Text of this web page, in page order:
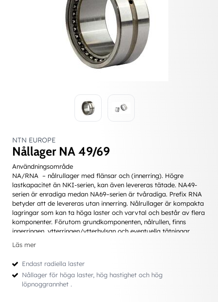
NTN EUROPE
Nållager NA 49/69
Användningsområde
NA/RNA – nålrullager med flänsar och (innerring). Högre
lastkapacitet än NKI-serien, kan även levereras tätade. NA49-
serien är enradiga medan NA69–serien är tvåradiga. Prefix RNA
betyder att de levereras utan innerring. Nålrullager är kompakta
lagringar som kan ta höga laster och varvtal och består av flera
komponenter. Förutom grundkomponenten, nålrullen, finns
innerringen, ytterringen/ytterhylsan och eventuella tätningar.
rullkroppar löper direkt mot axel eller hus och när särskilt
med tätningar.
Tätad version har efterbeteckning LL.
Att tänka på
Läs mer
Endast radiella laster
Nållager för höga laster, hög hastighet och hög
löpnoggrannhet .